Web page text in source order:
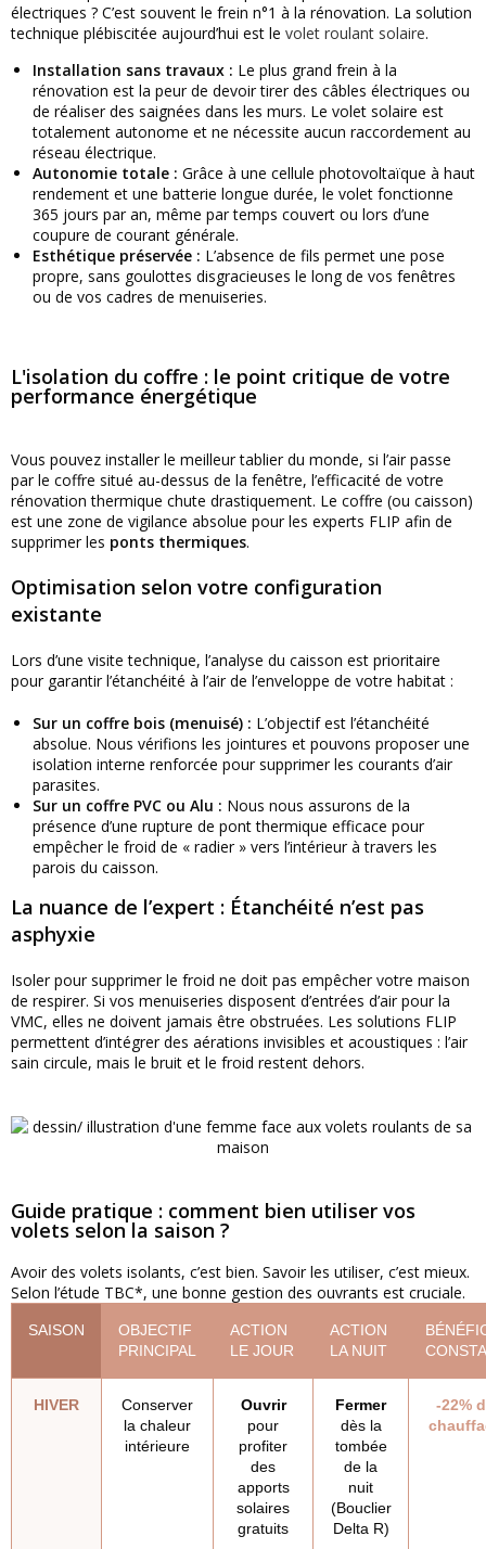
électriques ? C’est souvent le frein n°1 à la rénovation. La solution
technique plébiscitée aujourd’hui est le volet roulant solaire.
Installation sans travaux : Le plus grand frein à la
rénovation est la peur de devoir tirer des câbles électriques ou
de réaliser des saignées dans les murs. Le volet solaire est
totalement autonome et ne nécessite aucun raccordement au
réseau électrique.
Autonomie totale : Grâce à une cellule photovoltaïque à haut
rendement et une batterie longue durée, le volet fonctionne
365 jours par an, même par temps couvert ou lors d’une
coupure de courant générale.
Esthétique préservée : L’absence de fils permet une pose
propre, sans goulottes disgracieuses le long de vos fenêtres
ou de vos cadres de menuiseries.
L'isolation du coffre : le point critique de votre
performance énergétique
Vous pouvez installer le meilleur tablier du monde, si l’air passe
par le coffre situé au-dessus de la fenêtre, l’efficacité de votre
rénovation thermique chute drastiquement. Le coffre (ou caisson)
est une zone de vigilance absolue pour les experts FLIP afin de
supprimer les ponts thermiques.
Optimisation selon votre configuration
existante
Lors d’une visite technique, l’analyse du caisson est prioritaire
pour garantir l’étanchéité à l’air de l’enveloppe de votre habitat :
Sur un coffre bois (menuisé) : L’objectif est l’étanchéité
absolue. Nous vérifions les jointures et pouvons proposer une
isolation interne renforcée pour supprimer les courants d’air
parasites.
Sur un coffre PVC ou Alu : Nous nous assurons de la
présence d’une rupture de pont thermique efficace pour
empêcher le froid de « radier » vers l’intérieur à travers les
parois du caisson.
La nuance de l’expert : Étanchéité n’est pas
asphyxie
Isoler pour supprimer le froid ne doit pas empêcher votre maison
de respirer. Si vos menuiseries disposent d’entrées d’air pour la
VMC, elles ne doivent jamais être obstruées. Les solutions FLIP
permettent d’intégrer des aérations invisibles et acoustiques : l’air
sain circule, mais le bruit et le froid restent dehors.
Guide pratique : comment bien utiliser vos
volets selon la saison ?
Avoir des volets isolants, c’est bien. Savoir les utiliser, c’est mieux.
Selon l’étude TBC*, une bonne gestion des ouvrants est cruciale.
SAISON
OBJECTIF
PRINCIPAL
ACTION
LE JOUR
ACTION
LA NUIT
HIVER
Conserver
la chaleur
intérieure
Ouvrir
pour
profiter
des
apports
solaires
gratuits
Fermer
dès la
tombée
de la
nuit
(Bouclier
Delta R)
-22%